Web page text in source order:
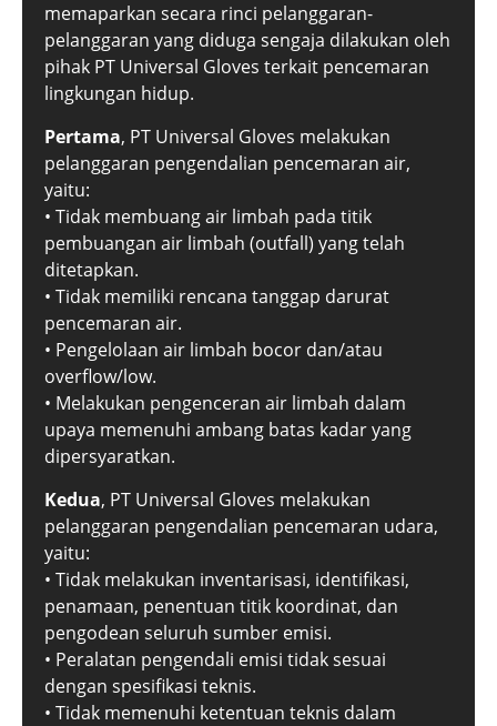
memaparkan secara rinci pelanggaran-
pelanggaran yang diduga sengaja dilakukan oleh
pihak PT Universal Gloves terkait pencemaran
lingkungan hidup.
Pertama, PT Universal Gloves melakukan
pelanggaran pengendalian pencemaran air,
yaitu:
• Tidak membuang air limbah pada titik
pembuangan air limbah (outfall) yang telah
ditetapkan.
• Tidak memiliki rencana tanggap darurat
pencemaran air.
• Pengelolaan air limbah bocor dan/atau
overflow/low.
• Melakukan pengenceran air limbah dalam
upaya memenuhi ambang batas kadar yang
dipersyaratkan.
Kedua, PT Universal Gloves melakukan
pelanggaran pengendalian pencemaran udara,
yaitu:
• Tidak melakukan inventarisasi, identifikasi,
penamaan, penentuan titik koordinat, dan
pengodean seluruh sumber emisi.
• Peralatan pengendali emisi tidak sesuai
dengan spesifikasi teknis.
• Tidak memenuhi ketentuan teknis dalam